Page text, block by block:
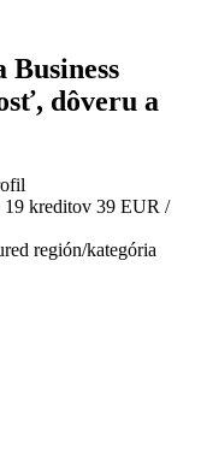
dôveru a
19 kreditov 39 EUR /
región/kategória